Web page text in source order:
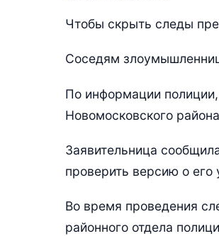
Чтобы скрыть следы
Соседям
По информации полиции,
Новомосковского
Заявительница
проверить версию о его
Во время проведения
районного отдела